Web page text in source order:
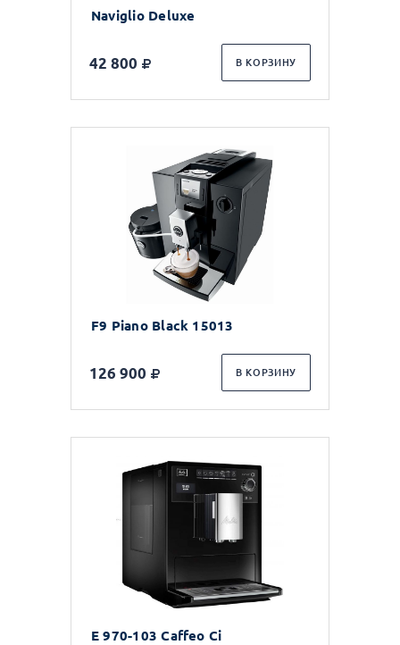
Naviglio Deluxe
42 800 В КОРЗИНУ
F9 Piano Black 15013
126 900 В КОРЗИНУ
E 970-103 Caffeo Ci